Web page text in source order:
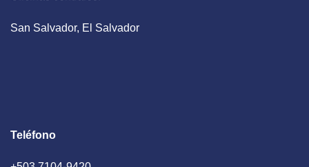
San Salvador, El Salvador
Teléfono